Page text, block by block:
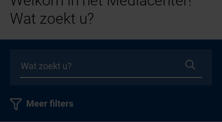
Wat zoekt u?
Meer filters